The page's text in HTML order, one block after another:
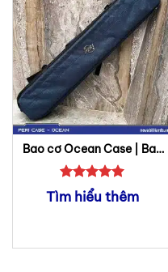
Bao cơ Ocean Case | Bao
cơ Peri
Được xếp
hạng55
Tìm hiểu thêm